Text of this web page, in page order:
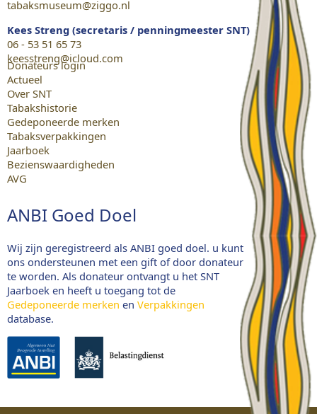
tabaksmuseum@ziggo.nl
Kees Streng (secretaris / penningmeester SNT)
06 - 53 51 65 73
keesstreng@icloud.com
Donateurs login
Actueel
Over SNT
Tabakshistorie
Gedeponeerde merken
Tabaksverpakkingen
Jaarboek
Bezienswaardigheden
AVG
ANBI Goed Doel
Wij zijn geregistreerd als ANBI goed doel. u kunt
ons ondersteunen met een gift of door donateur
te worden. Als donateur ontvangt u het SNT
Jaarboek en heeft u toegang tot de
Gedeponeerde merken en Verpakkingen
database.